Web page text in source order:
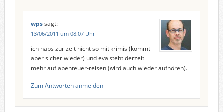
wpssagt:
13/06/2011 um 08:07 Uhr
ich habs zur zeit nicht so mit krimis (kommt
aber sicher wieder) und eva steht derzeit
mehr auf abenteuer-reisen (wird auch wieder aufhören).
Zum Antworten anmelden